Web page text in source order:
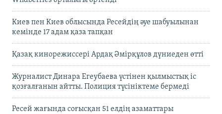
Киев пен Киев облысында Ресейдің әуе шабуылынан
кемінде 17 адам қаза тапқан
Қазақ кинорежиссері Ардақ Әмірқұлов дүниеден өтті
Журналист Динара Егеубаева үстінен қылмыстық іс
қозғалғанын айтты. Полиция түсініктеме бермеді
Ресей жағында соғысқан 51 елдің азаматтары